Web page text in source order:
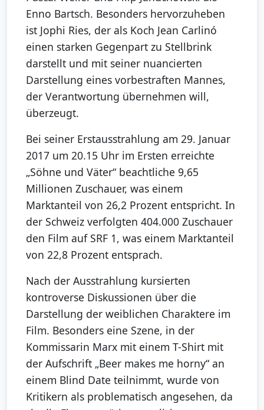
Enno Bartsch. Besonders hervorzuheben
ist Jophi Ries, der als Koch Jean Carlinó
einen starken Gegenpart zu Stellbrink
darstellt und mit seiner nuancierten
Darstellung eines vorbestraften Mannes,
der Verantwortung übernehmen will,
überzeugt.
Bei seiner Erstausstrahlung am 29. Januar
2017 um 20.15 Uhr im Ersten erreichte
„Söhne und Väter“ beachtliche 9,65
Millionen Zuschauer, was einem
Marktanteil von 26,2 Prozent entspricht. In
der Schweiz verfolgten 404.000 Zuschauer
den Film auf SRF 1, was einem Marktanteil
von 22,8 Prozent entsprach.
Nach der Ausstrahlung kursierten
kontroverse Diskussionen über die
Darstellung der weiblichen Charaktere im
Film. Besonders eine Szene, in der
Kommissarin Marx mit einem T-Shirt mit
der Aufschrift „Beer makes me horny“ an
einem Blind Date teilnimmt, wurde von
Kritikern als problematisch angesehen, da